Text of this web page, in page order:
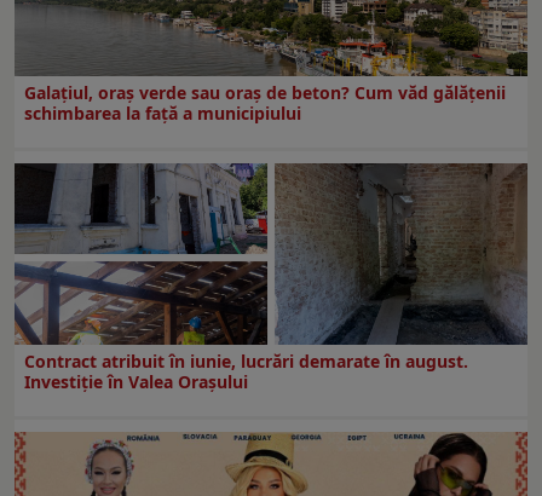
Galațiul, oraș verde sau oraș de beton? Cum văd gălățenii
schimbarea la față a municipiului
Contract atribuit în iunie, lucrări demarate în august.
Investiţie în Valea Oraşului